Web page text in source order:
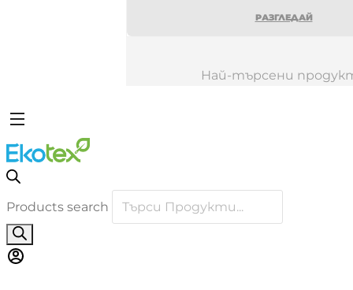
РАЗГЛЕДАЙ
Най-търсени
Products search